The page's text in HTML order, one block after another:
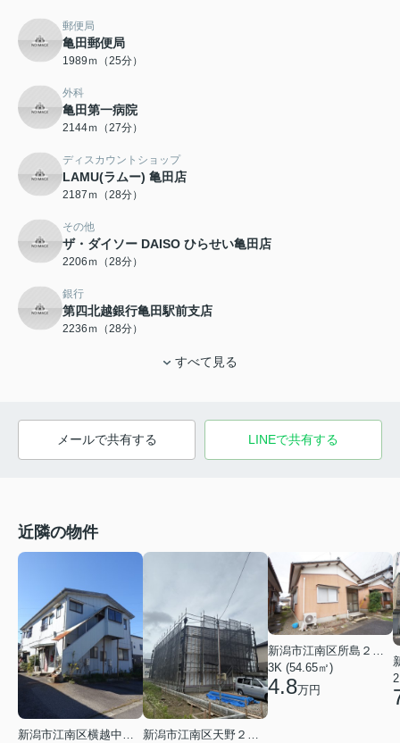
郵便局
亀田郵便局
1989ｍ（25分）
外科
亀田第一病院
2144ｍ（27分）
ディスカウントショップ
LAMU(ラムー) 亀田店
2187ｍ（28分）
その他
ザ・ダイソー DAISO ひらせい亀田店
2206ｍ（28分）
銀行
第四北越銀行亀田駅前支店
2236ｍ（28分）
すべて見る
メールで共有する LINEで共有する
近隣の物件
3K (54.65㎡)
4.8万円